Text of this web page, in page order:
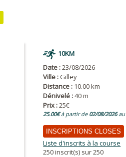
10KM
Date :23/08/2026
Ville : Gilley
Distance : 10.00 km
Dénivelé :40 m
Prix :25€
25.00€à partir de 02/08/2026au
INSCRIPTIONS CLOSES
Liste d'inscrits à la course
250 inscrit(s) sur 250